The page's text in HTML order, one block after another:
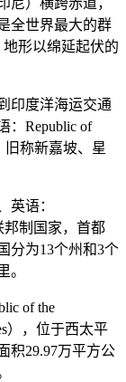
）横跨赤道，
全世界最大的群
形以绵延起伏的
印度洋海运交通
：Republic of
旧称新嘉坡、星
语：
邦制国家，首都
分为13个州和3个
。
of the
），位于西太平
积29.97万平方公